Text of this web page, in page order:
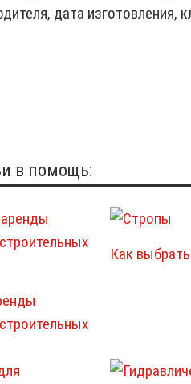
дата
в помощь:
Как